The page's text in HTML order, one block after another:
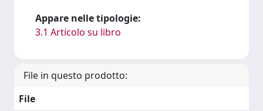
Appare nelle tipologie:
3.1 Articolo su libro
File in questo prodotto:
File